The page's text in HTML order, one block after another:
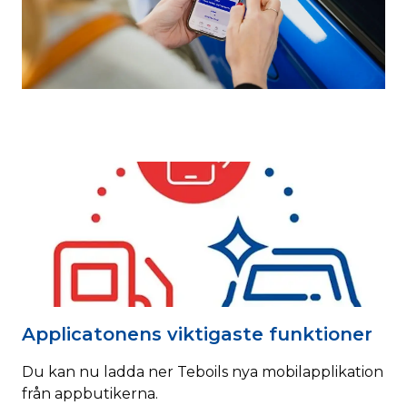
Applicatonens viktigaste funktioner
Du kan nu ladda ner Teboils nya mobilapplikation
från appbutikerna.